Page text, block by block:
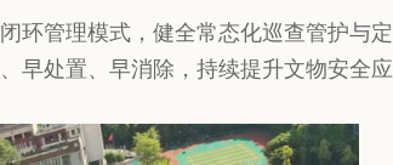
环管理模式，健全常态化巡查管护与
早处置、早消除，持续提升文物安全